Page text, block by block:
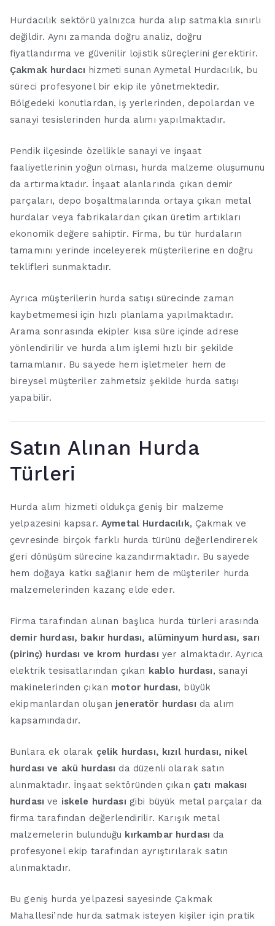
Hurdacılık sektörü yalnızca hurda alıp satmakla sınırlı
değildir. Aynı zamanda doğru analiz, doğru
fiyatlandırma ve güvenilir lojistik süreçlerini gerektirir.
Çakmak hurdacı hizmeti sunan Aymetal Hurdacılık, bu
süreci profesyonel bir ekip ile yönetmektedir.
Bölgedeki konutlardan, iş yerlerinden, depolardan ve
sanayi tesislerinden hurda alımı yapılmaktadır.
Pendik ilçesinde özellikle sanayi ve inşaat
faaliyetlerinin yoğun olması, hurda malzeme oluşumunu
da artırmaktadır. İnşaat alanlarında çıkan demir
parçaları, depo boşaltmalarında ortaya çıkan metal
hurdalar veya fabrikalardan çıkan üretim artıkları
ekonomik değere sahiptir. Firma, bu tür hurdaların
tamamını yerinde inceleyerek müşterilerine en doğru
teklifleri sunmaktadır.
Ayrıca müşterilerin hurda satışı sürecinde zaman
kaybetmemesi için hızlı planlama yapılmaktadır.
Arama sonrasında ekipler kısa süre içinde adrese
yönlendirilir ve hurda alım işlemi hızlı bir şekilde
tamamlanır. Bu sayede hem işletmeler hem de
bireysel müşteriler zahmetsiz şekilde hurda satışı
yapabilir.
Satın Alınan Hurda
Türleri
Hurda alım hizmeti oldukça geniş bir malzeme
yelpazesini kapsar.Aymetal Hurdacılık, Çakmak ve
çevresinde birçok farklı hurda türünü değerlendirerek
geri dönüşüm sürecine kazandırmaktadır. Bu sayede
hem doğaya katkı sağlanır hem de müşteriler hurda
malzemelerinden kazanç elde eder.
Firma tarafından alınan başlıca hurda türleri arasında
demir hurdası, bakır hurdası, alüminyum hurdası, sarı
(pirinç) hurdası ve krom hurdası yer almaktadır. Ayrıca
elektrik tesisatlarından çıkan kablo hurdası, sanayi
makinelerinden çıkan motor hurdası, büyük
ekipmanlardan oluşan jeneratör hurdası da alım
kapsamındadır.
Bunlara ek olarak çelik hurdası, kızıl hurdası, nikel
hurdası ve akü hurdası da düzenli olarak satın
alınmaktadır. İnşaat sektöründen çıkan çatı makası
hurdası ve iskele hurdası gibi büyük metal parçalar da
firma tarafından değerlendirilir. Karışık metal
malzemelerin bulunduğu kırkambar hurdası da
profesyonel ekip tarafından ayrıştırılarak satın
alınmaktadır.
Bu geniş hurda yelpazesi sayesinde Çakmak
Mahallesi’nde hurda satmak isteyen kişiler için pratik